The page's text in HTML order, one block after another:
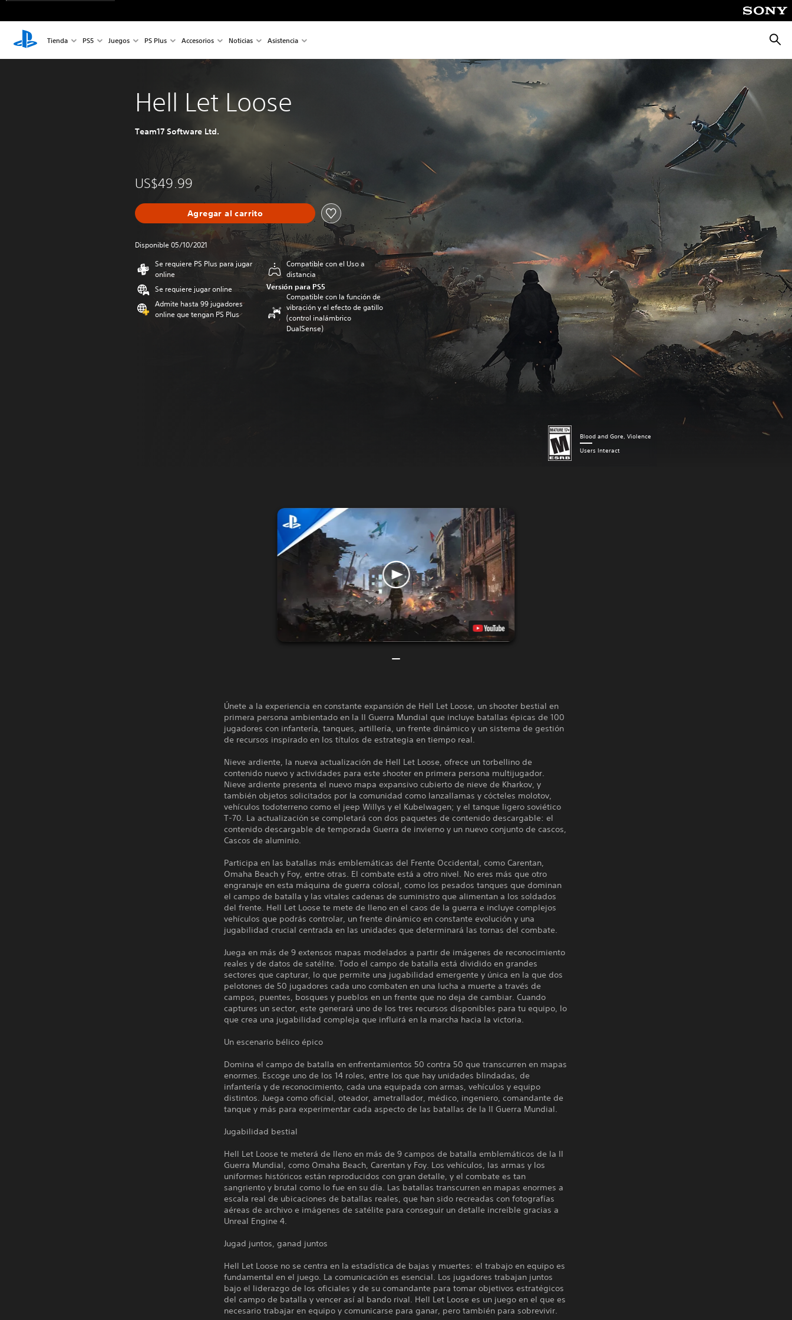
Tienda PS5 Juegos PS Plus Accesorios Noticias Asistencia
Hell Let Loose
Team17 Software Ltd.
US$49.99
Agregar al carrito
Disponible 05/10/2021
Se requiere PS Plus para jugar
online
Se requiere jugar online
Admite hasta 99 jugadores
online que tengan PS Plus
Compatible con el Uso a
distancia
Versión para PS5
Compatible con la función de
vibración y el efecto de gatillo
(control inalámbrico
DualSense)
Blood and Gore, Violence
Users Interact
Únete a la experiencia en constante expansión de Hell Let Loose, un shooter bestial en
primera persona ambientado en la II Guerra Mundial que incluye batallas épicas de 100
jugadores con infantería, tanques, artillería, un frente dinámico y un sistema de gestión
de recursos inspirado en los títulos de estrategia en tiempo real.
Nieve ardiente, la nueva actualización de Hell Let Loose, ofrece un torbellino de
contenido nuevo y actividades para este shooter en primera persona multijugador.
Nieve ardiente presenta el nuevo mapa expansivo cubierto de nieve de Kharkov, y
también objetos solicitados por la comunidad como lanzallamas y cócteles molotov,
vehículos todoterreno como el jeep Willys y el Kubelwagen; y el tanque ligero soviético
T-70. La actualización se completará con dos paquetes de contenido descargable: el
contenido descargable de temporada Guerra de invierno y un nuevo conjunto de cascos,
Cascos de aluminio.
Participa en las batallas más emblemáticas del Frente Occidental, como Carentan,
Omaha Beach y Foy, entre otras. El combate está a otro nivel. No eres más que otro
engranaje en esta máquina de guerra colosal, como los pesados tanques que dominan
el campo de batalla y las vitales cadenas de suministro que alimentan a los soldados
del frente. Hell Let Loose te mete de lleno en el caos de la guerra e incluye complejos
vehículos que podrás controlar, un frente dinámico en constante evolución y una
jugabilidad crucial centrada en las unidades que determinará las tornas del combate.
Juega en más de 9 extensos mapas modelados a partir de imágenes de reconocimiento
reales y de datos de satélite. Todo el campo de batalla está dividido en grandes
sectores que capturar, lo que permite una jugabilidad emergente y única en la que dos
pelotones de 50 jugadores cada uno combaten en una lucha a muerte a través de
campos, puentes, bosques y pueblos en un frente que no deja de cambiar. Cuando
captures un sector, este generará uno de los tres recursos disponibles para tu equipo, lo
que crea una jugabilidad compleja que influirá en la marcha hacia la victoria.
Un escenario bélico épico
Domina el campo de batalla en enfrentamientos 50 contra 50 que transcurren en mapas
enormes. Escoge uno de los 14 roles, entre los que hay unidades blindadas, de
infantería y de reconocimiento, cada una equipada con armas, vehículos y equipo
distintos. Juega como oficial, oteador, ametrallador, médico, ingeniero, comandante de
tanque y más para experimentar cada aspecto de las batallas de la II Guerra Mundial.
Jugabilidad bestial
Hell Let Loose te meterá de lleno en más de 9 campos de batalla emblemáticos de la II
Guerra Mundial, como Omaha Beach, Carentan y Foy. Los vehículos, las armas y los
uniformes históricos están reproducidos con gran detalle, y el combate es tan
sangriento y brutal como lo fue en su día. Las batallas transcurren en mapas enormes a
escala real de ubicaciones de batallas reales, que han sido recreadas con fotografías
aéreas de archivo e imágenes de satélite para conseguir un detalle increíble gracias a
Unreal Engine 4.
Jugad juntos, ganad juntos
Hell Let Loose no se centra en la estadística de bajas y muertes: el trabajo en equipo es
fundamental en el juego. La comunicación es esencial. Los jugadores trabajan juntos
bajo el liderazgo de los oficiales y de su comandante para tomar objetivos estratégicos
del campo de batalla y vencer así al bando rival. Hell Let Loose es un juego en el que es
necesario trabajar en equipo y comunicarse para ganar, pero también para sobrevivir.